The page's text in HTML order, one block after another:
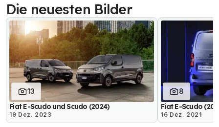
Die neuesten Bilder
13
Fiat E-Scudo und Scudo (2024)
19 Dez. 2023
8
Fiat E-Scudo
16 Dez. 2021